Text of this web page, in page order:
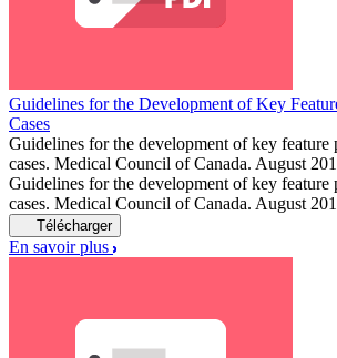
Guidelines for the Development of Key
Cases
Guidelines for the development of key feature
cases. Medical Council of Canada. August
Guidelines for the development of key feature
cases. Medical Council of Canada. August
Télécharger
En savoir plus